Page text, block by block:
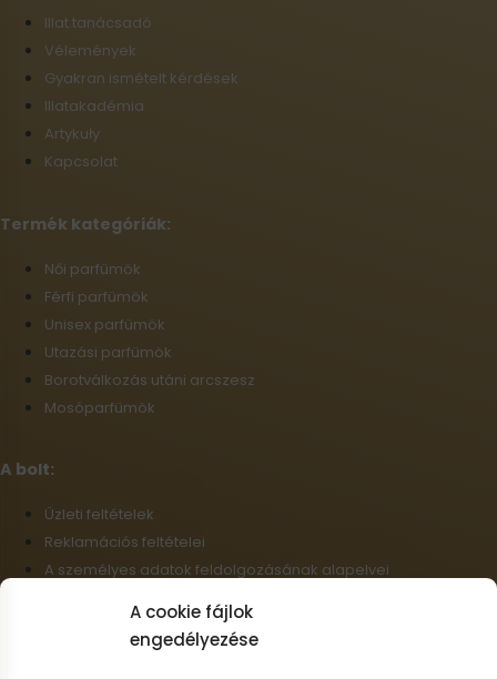
A cookie fájlok
engedélyezése
Illat tanácsadó
Vélemények
Gyakran ismételt kérdések
Illatakadémia
Artykuły
Kapcsolat
Termék kategóriák:
Női parfümök
Férfi parfümök
Unisex parfümök
Utazási parfümök
Borotválkozás utáni arcszesz
Mosóparfümök
A bolt:
Üzleti feltételek
Reklamációs feltételei
A személyes adatok feldolgozásának alapelvei
Cookie-fájlok
Nagykereskedelem